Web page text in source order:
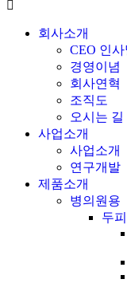
회사소개
CEO 인
경영이념
회사연혁
조직도
오시는 길
사업소개
사업소개
연구개발
제품소개
병의원용
두피